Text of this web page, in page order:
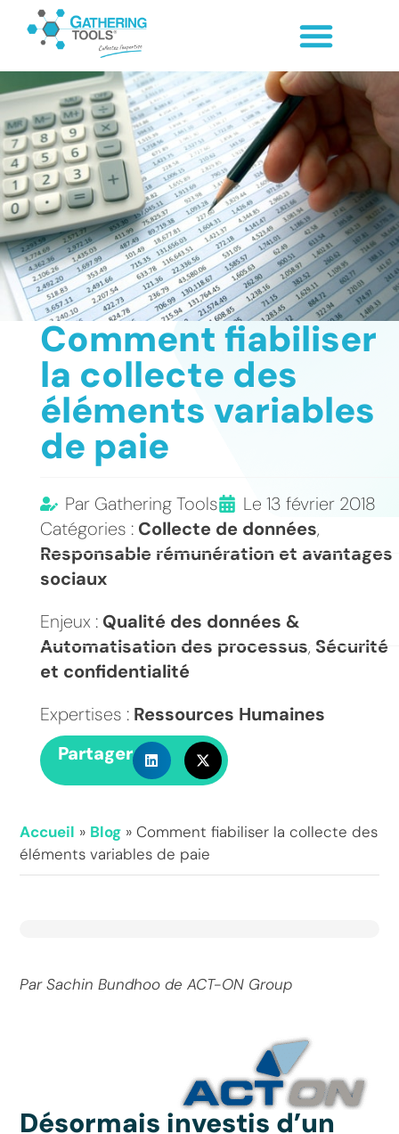
Comment fiabiliser
la collecte des
éléments variables
de paie
ParGathering Tools Le 13 février 2018
Catégories : Collecte de données,
Responsable rémunération et avantages
sociaux
Enjeux : Qualité des données &
Automatisation des processus, Sécurité
et confidentialité
Expertises : Ressources Humaines
Partager
Accueil » Blog » Comment fiabiliser la collecte des
éléments variables de paie
Par Sachin Bundhoo de ACT-ON Group
Désormais investis d’un